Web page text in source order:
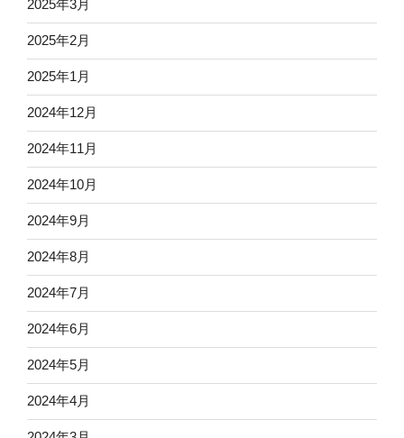
2025年3月
2025年2月
2025年1月
2024年12月
2024年11月
2024年10月
2024年9月
2024年8月
2024年7月
2024年6月
2024年5月
2024年4月